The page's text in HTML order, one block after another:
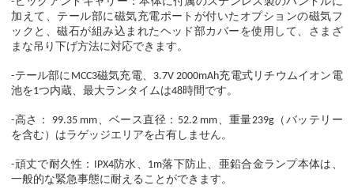
加えて、テール部に磁気充電ポートが付いたオプションの磁気フ
ックと、磁石が組み込まれたヘッド部カバーを使用して、さまざ
まな吊り下げ方法に対応できます。
-テール部にMCC3磁気充電、3.7V 2000mAh充電式リチウムイオン電
池を1つ内蔵、最大ランタイムは48時間です。
-高さ： 99.35 mm、ベース直径：52.2 mm、重量239g（バッテリー
を含む）はラゲッジエリアを占有しません。
-頑丈で耐久性：IPX4防水、1m落下防止、亜鉛合金ランプ本体は、
一般的な緊急事態に耐えることができます。